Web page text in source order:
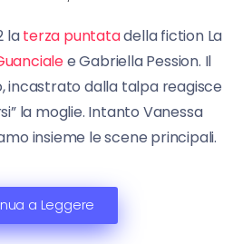
laterza puntatadella fiction La
e Gabriella Pession. Il
incastrato dalla talpa reagisce
la moglie. Intanto Vanessa
insieme le scene principali.
a Leggere